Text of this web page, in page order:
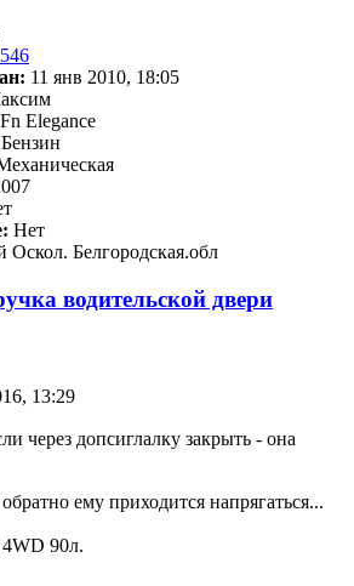
11 янв 2010, 18:05
Elegance
Нет
Оскол. Белгородская.обл
водительской двери
13:29
через допсиглалку закрыть - она
ему приходится напрягаться...
90л.